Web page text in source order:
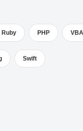
Ruby PHP VBA
Swift